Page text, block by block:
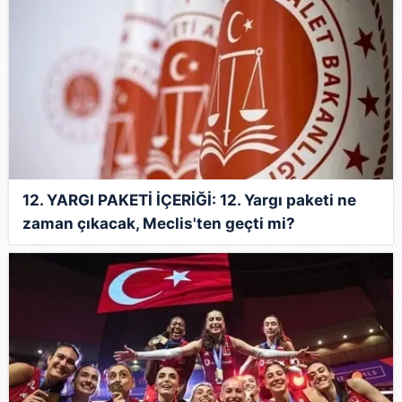
12. YARGI PAKETİ İÇERİĞİ: 12. Yargı paketi ne
zaman çıkacak, Meclis'ten geçti mi?